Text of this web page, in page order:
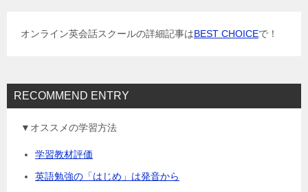
オンライン英会話スクールの詳細記事はBEST CHOICEで！
RECOMMEND ENTRY
▼オススメの学習方法
学習教材評価
英語勉強の「はじめ」は発音から